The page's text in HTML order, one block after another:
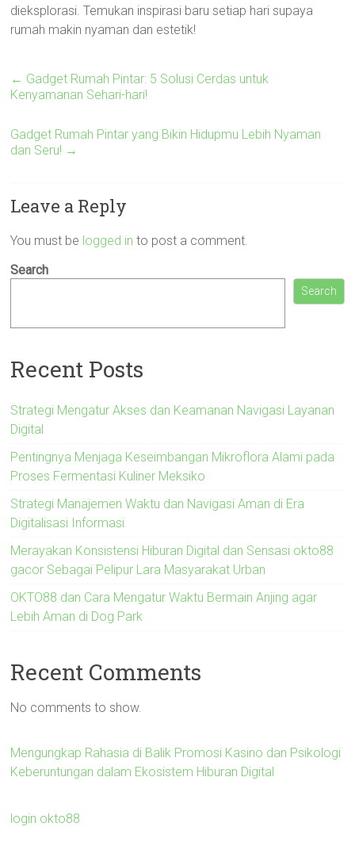
dieksplorasi. Temukan inspirasi baru setiap hari supaya
rumah makin nyaman dan estetik!
← Gadget Rumah Pintar: 5 Solusi Cerdas untuk
Kenyamanan Sehari-hari!
Gadget Rumah Pintar yang Bikin Hidupmu Lebih Nyaman
dan Seru! →
Leave a Reply
You must be logged in to post a comment.
Search
Search
Recent Posts
Strategi Mengatur Akses dan Keamanan Navigasi Layanan
Digital
Pentingnya Menjaga Keseimbangan Mikroflora Alami pada
Proses Fermentasi Kuliner Meksiko
Strategi Manajemen Waktu dan Navigasi Aman di Era
Digitalisasi Informasi
Merayakan Konsistensi Hiburan Digital dan Sensasi okto88
gacor Sebagai Pelipur Lara Masyarakat Urban
OKTO88 dan Cara Mengatur Waktu Bermain Anjing agar
Lebih Aman di Dog Park
Recent Comments
No comments to show.
Mengungkap Rahasia di Balik Promosi Kasino dan Psikologi
Keberuntungan dalam Ekosistem Hiburan Digital
login okto88